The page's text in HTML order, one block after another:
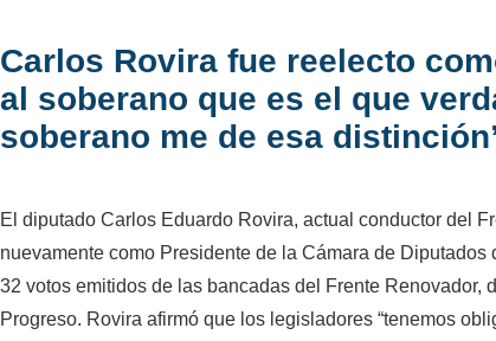
Carlos Rovira fue reelecto
al soberano que es el que
soberano me de esa
El diputado Carlos Eduardo Rovira, actual conductor del
nuevamente como Presidente de la Cámara de
32 votos emitidos de las bancadas del Frente Renovador,
Progreso. Rovira afirmó que los legisladores “tenemos